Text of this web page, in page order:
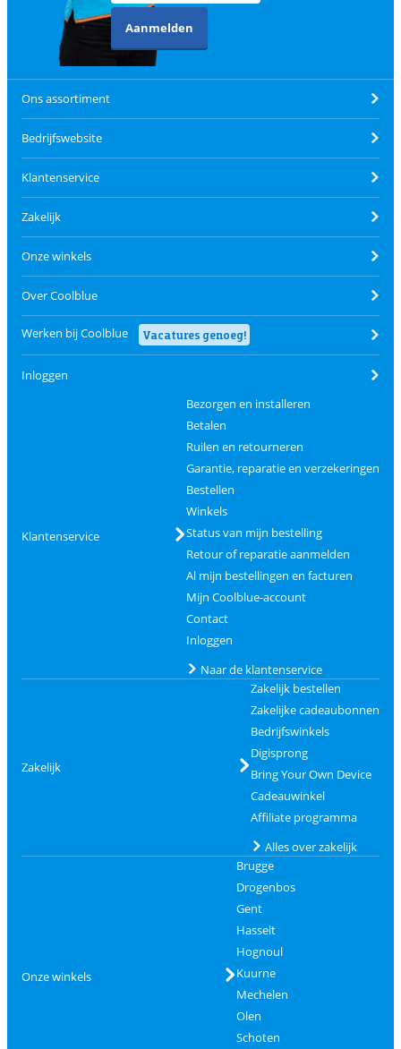
Aanmelden
Ons assortiment
Bedrijfswebsite
Klantenservice
Zakelijk
Onze winkels
Over Coolblue
Werken bij Coolblue Vacatures genoeg!
Inloggen
Klantenservice
Bezorgen en installeren
Betalen
Ruilen en retourneren
Garantie, reparatie en verzekeringen
Bestellen
Winkels
Status van mijn bestelling
Retour of reparatie aanmelden
Al mijn bestellingen en facturen
Mijn Coolblue-account
Contact
Inloggen
Naar de klantenservice
Zakelijk
Zakelijk bestellen
Zakelijke cadeaubonnen
Bedrijfswinkels
Digisprong
Bring Your Own Device
Cadeauwinkel
Affiliate programma
Alles over zakelijk
Onze winkels
Brugge
Drogenbos
Gent
Hasselt
Hognoul
Kuurne
Mechelen
Olen
Schoten